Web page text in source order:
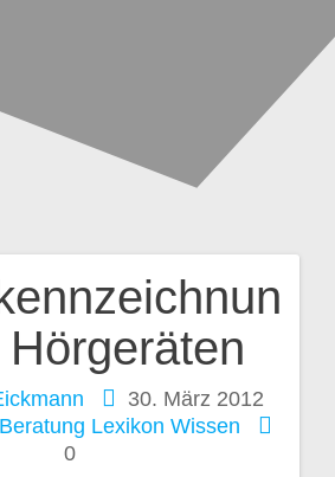
30. März 2012
Beratung Lexikon Wissen
0